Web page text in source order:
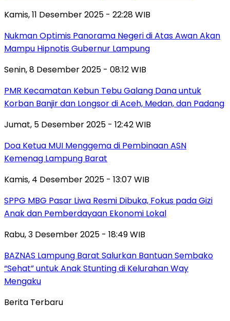
Kamis, 11 Desember 2025 - 22:28 WIB
Nukman Optimis Panorama Negeri di Atas Awan Akan
Mampu Hipnotis Gubernur Lampung
Senin, 8 Desember 2025 - 08:12 WIB
PMR Kecamatan Kebun Tebu Galang Dana untuk
Korban Banjir dan Longsor di Aceh, Medan, dan Padang
Jumat, 5 Desember 2025 - 12:42 WIB
Doa Ketua MUI Menggema di Pembinaan ASN
Kemenag Lampung Barat
Kamis, 4 Desember 2025 - 13:07 WIB
SPPG MBG Pasar Liwa Resmi Dibuka, Fokus pada Gizi
Anak dan Pemberdayaan Ekonomi Lokal
Rabu, 3 Desember 2025 - 18:49 WIB
BAZNAS Lampung Barat Salurkan Bantuan Sembako
“Sehat” untuk Anak Stunting di Kelurahan Way
Mengaku
Berita Terbaru